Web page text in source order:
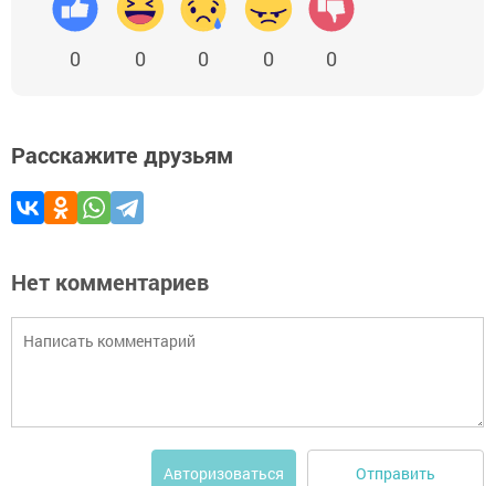
0 0 0 0 0
Расскажите друзьям
Нет комментариев
Авторизоваться Отправить